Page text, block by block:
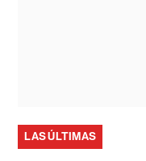
LAS ÚLTIMAS